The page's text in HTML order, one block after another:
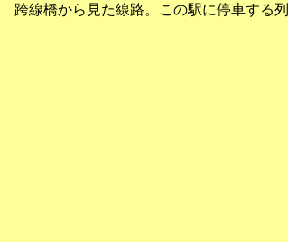
跨線橋から見た線路。この駅に停車する